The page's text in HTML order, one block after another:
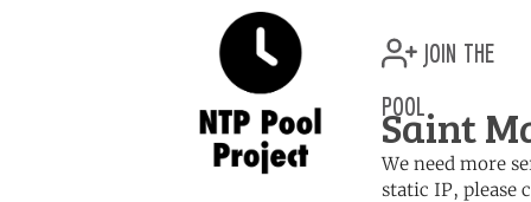
join the
pool
Saint
We need more
static IP, please